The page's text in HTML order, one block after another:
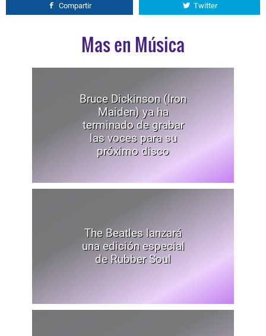
Compartir Twitter
Mas en Música
Bruce Dickinson (Iron
Maiden) ya ha
terminado de grabar
las voces para su
próximo disco
The Beatles lanzará
una edición especial
de Rubber Soul